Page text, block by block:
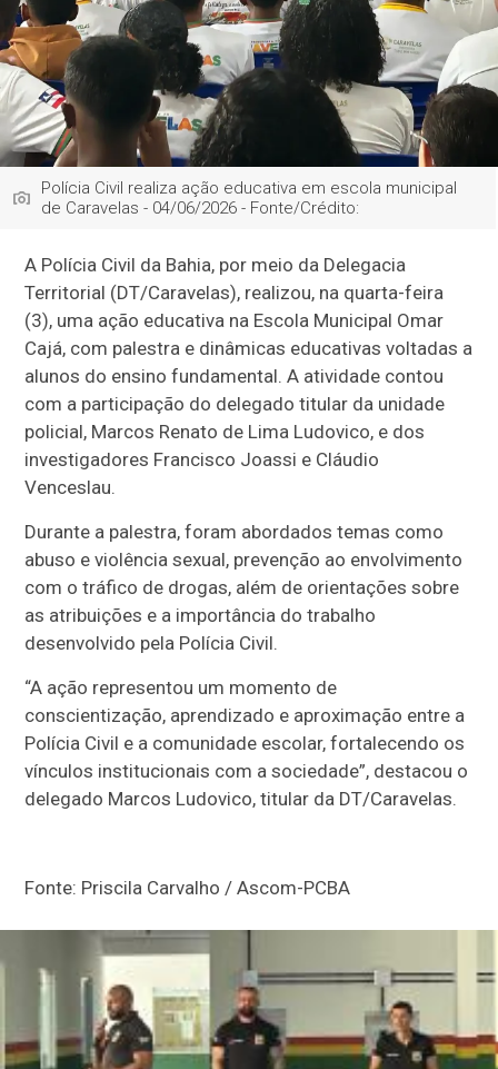
Polícia Civil realiza ação educativa em escola municipal
de Caravelas - 04/06/2026 - Fonte/Crédito:
A Polícia Civil da Bahia, por meio da Delegacia
Territorial (DT/Caravelas), realizou, na quarta-feira
(3), uma ação educativa na Escola Municipal Omar
Cajá, com palestra e dinâmicas educativas voltadas a
alunos do ensino fundamental. A atividade contou
com a participação do delegado titular da unidade
policial, Marcos Renato de Lima Ludovico, e dos
investigadores Francisco Joassi e Cláudio
Venceslau.
Durante a palestra, foram abordados temas como
abuso e violência sexual, prevenção ao envolvimento
com o tráfico de drogas, além de orientações sobre
as atribuições e a importância do trabalho
desenvolvido pela Polícia Civil.
“A ação representou um momento de
conscientização, aprendizado e aproximação entre a
Polícia Civil e a comunidade escolar, fortalecendo os
vínculos institucionais com a sociedade”, destacou o
delegado Marcos Ludovico, titular da DT/Caravelas.
Fonte: Priscila Carvalho / Ascom-PCBA